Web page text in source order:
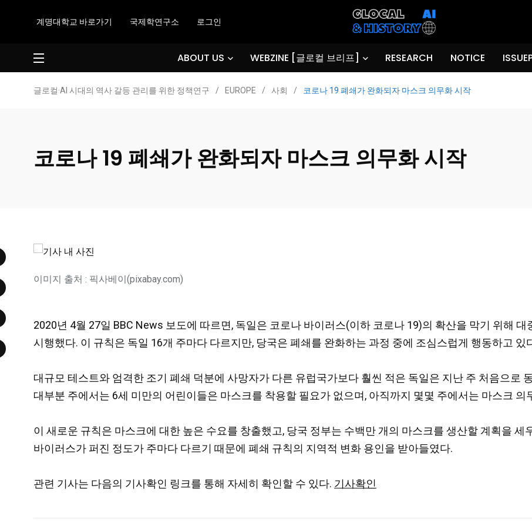
계명대학교 바로가기 국제학연구소 로그인
ABOUT US WEBZINE [글로컬 브리프] RESEARCH NOTICE
글로컬·AI 시대의 역사 갈등 관리를 위한 정책연구 / EUROPE / 사회 / 코로나 19 폐쇄가 완화되자 마스크 의무화 시작
코로나 19 폐쇄가 완화되자 마스크 의무화 시작
이미지 출처 : 픽사베이(pixabay.com)
2020년 4월 27일 BBC News 보도에 따르면, 독일은 코로나 바이러스(이하 코로나 19)의 확산을 막기 위해
시행했다. 이 규칙은 독일 16개 주마다 다르지만, 당국은 폐쇄를 완화하는 과정 중에 조심스럽게 행동하고 있
대규모 테스트와 엄격한 조기 폐쇄 덕분에 사망자가 다른 유럽국가보다 훨씬 적은 독일은 지난 주 처음으로
대부분 주에서는 6세 미만의 어린이들은 마스크를 착용할 필요가 없으며, 아직까지 몇몇 주에서는 마스크 의
이 새로운 규칙은 마스크에 대한 높은 수요를 창출했고, 당국 정부는 수백만 개의 마스크를 생산할 계획을
바이러스가 퍼진 정도가 주마다 다르기 때문에 폐쇄 규칙의 지역적 변화 용인을 받아들였다.
관련 기사는 다음의 기사확인 링크를 통해 자세히 확인할 수 있다. 기사확인